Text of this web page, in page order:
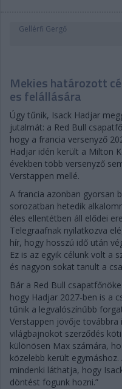
Gellérfi Gergő
Mekies határozott
es felállására
Úgy tűnik, Isack Hadjar
jutalmát: a Red Bull
hogy a francia versenyző
Hadjar idén került a Milton
években több versenyző
Verstappen mellé.
A francia azonban gyorsan
sorozatban hetedik
éles ellentétben áll elődei
Telegraafnak nyilatkozva
hír, hogy hosszú idő után
Ez is az egyik célunk volt a
és nagyon sokat tanult a
Bár a Red Bull
hogy Hadjar 2027-ben is a
tűnik a legvalószínűbb
Verstappen jövője továbbra
világbajnokot szerződés
különösen Max számára,
közelebb került
mindenki láthatja, hogy
döntést fogunk hozni.”